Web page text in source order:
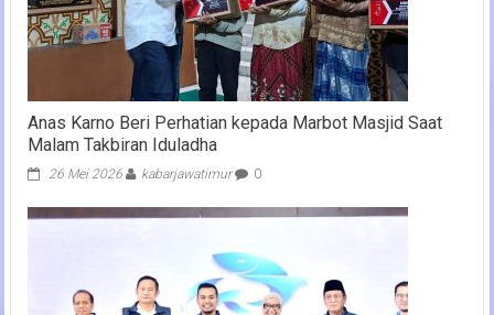
Anas Karno Beri Perhatian kepada Marbot Masjid Saat
Malam Takbiran Iduladha
26 Mei 2026 kabarjawatimur 0